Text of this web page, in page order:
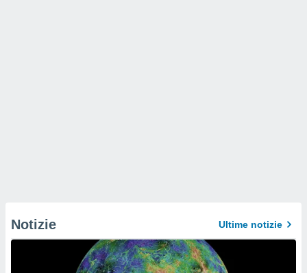
Notizie Ultime notizie